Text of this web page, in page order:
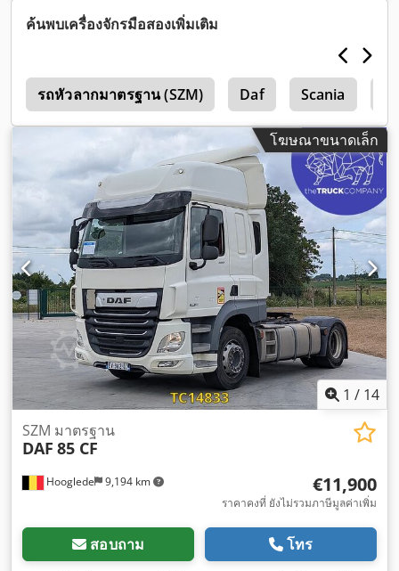
2003, อุปกรณ์:การปรับหน้าต่างไฟฟ้า, เครื่องปรับอากาศ, เอบีเอส
ค้นพบเครื่องจักรมือสองเพิ่มเติม
รถหัวลากมาตรฐาน (SZM) Daf Scania
โฆษณาขนาดเล็ก
1 / 14
Hooglede 9,194 km
SZM มาตรฐาน
DAF 85 CF
€11,900
ราคาคงที่ ยังไม่รวมภาษีมูลค่าเพิ่ม
สอบถาม โทร